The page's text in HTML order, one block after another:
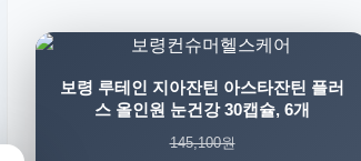
보령 루테인 지아잔틴 아스타잔틴 플러
스 올인원 눈건강 30캡슐, 6개
145,100원